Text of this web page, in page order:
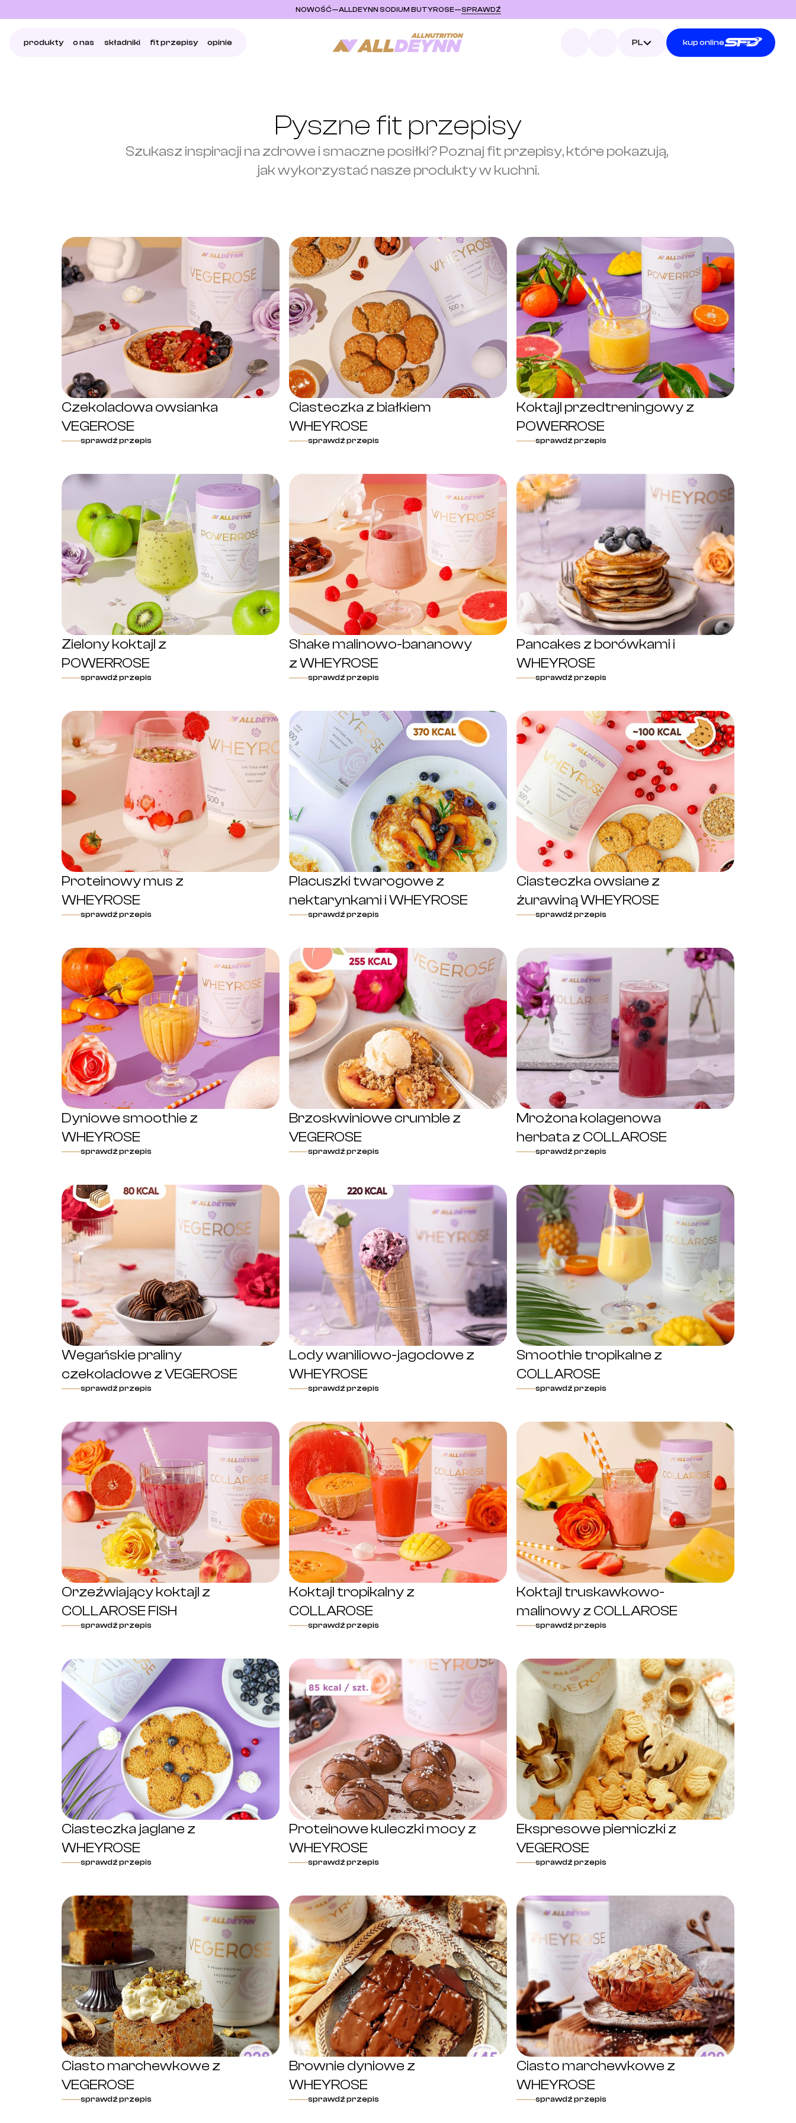
NOWOŚĆ—ALLDEYNN SODIUM BUTYROSE—SPRAWDŹ
produkty o nas składniki fit przepisy opinie
Select Language
PL kup online
Pyszne fit przepisy
Szukasz inspiracji na zdrowe i smaczne posiłki? Poznaj fit przepisy, które pokazują,
jak wykorzystać nasze produkty w kuchni.
Czekoladowa owsianka
VEGEROSE
sprawdź przepis
Ciasteczka z białkiem
WHEYROSE
sprawdź przepis
Koktajl przedtreningowy z
POWERROSE
sprawdź przepis
Zielony koktajl z
POWERROSE
sprawdź przepis
Shake malinowo-bananowy
z WHEYROSE
sprawdź przepis
Pancakes z borówkami i
WHEYROSE
sprawdź przepis
Proteinowy mus z
WHEYROSE
sprawdź przepis
Placuszki twarogowe z
nektarynkami i WHEYROSE
sprawdź przepis
Ciasteczka owsiane z
żurawiną WHEYROSE
sprawdź przepis
Dyniowe smoothie z
WHEYROSE
sprawdź przepis
Brzoskwiniowe crumble z
VEGEROSE
sprawdź przepis
Mrożona kolagenowa
herbata z COLLAROSE
sprawdź przepis
Wegańskie praliny
czekoladowe z VEGEROSE
sprawdź przepis
Lody waniliowo-jagodowe z
WHEYROSE
sprawdź przepis
Smoothie tropikalne z
COLLAROSE
sprawdź przepis
Orzeźwiający koktajl z
COLLAROSE FISH
sprawdź przepis
Koktajl tropikalny z
COLLAROSE
sprawdź przepis
Koktajl truskawkowo-
malinowy z COLLAROSE
sprawdź przepis
Ciasteczka jaglane z
WHEYROSE
sprawdź przepis
Proteinowe kuleczki mocy z
WHEYROSE
sprawdź przepis
Ekspresowe pierniczki z
VEGEROSE
sprawdź przepis
Ciasto marchewkowe z
VEGEROSE
sprawdź przepis
Brownie dyniowe z
WHEYROSE
sprawdź przepis
Ciasto marchewkowe z
WHEYROSE
sprawdź przepis